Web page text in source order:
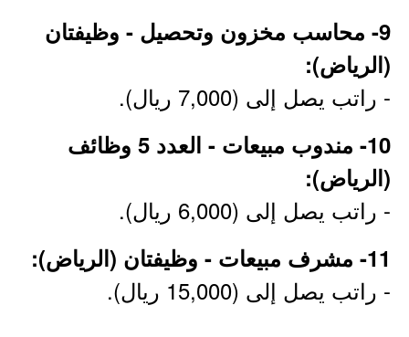
9- محاسب مخزون وتحصيل - وظيفتان
(الرياض):
- راتب يصل إلى (7,000 ريال).
10- مندوب مبيعات - العدد 5 وظائف
(الرياض):
- راتب يصل إلى (6,000 ريال).
11- مشرف مبيعات - وظيفتان (الرياض):
- راتب يصل إلى (15,000 ريال).